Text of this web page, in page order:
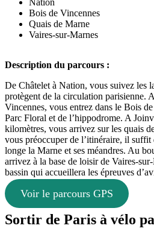
Bois de Vincennes
Quais de Marne
Vaires-sur-Marnes
Description du parcours :
De Châtelet à Nation, vous suivez les
protègent de la circulation parisienne.
Vincennes, vous entrez dans le Bois
Parc Floral et de l’hippodrome. A
kilomètres, vous arrivez sur les quais
vous préoccuper de l’itinéraire, il
longe la Marne et ses méandres. Au
arrivez à la base de loisir de Vaires-
bassin qui accueillera les épreuves
Voir le parcours GPS
Sortir de Paris à vélo